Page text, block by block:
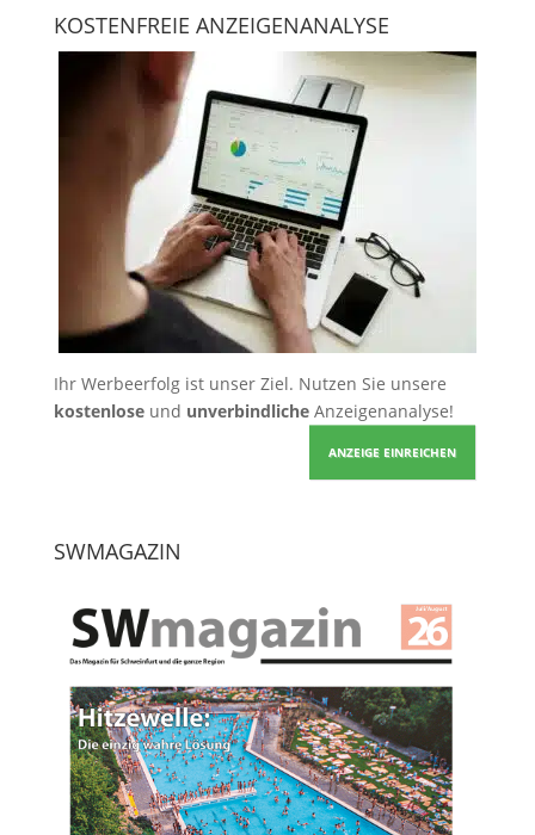
KOSTENFREIE ANZEIGENANALYSE
Ihr Werbeerfolg ist unser Ziel. Nutzen Sie unsere
kostenloseund unverbindlicheAnzeigenanalyse!
ANZEIGE EINREICHEN
SWMAGAZIN